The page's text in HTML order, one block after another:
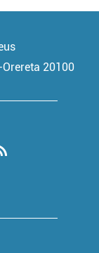
20100